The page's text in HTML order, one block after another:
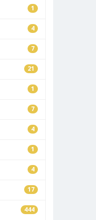
1
4
7
21
1
7
4
1
4
17
444